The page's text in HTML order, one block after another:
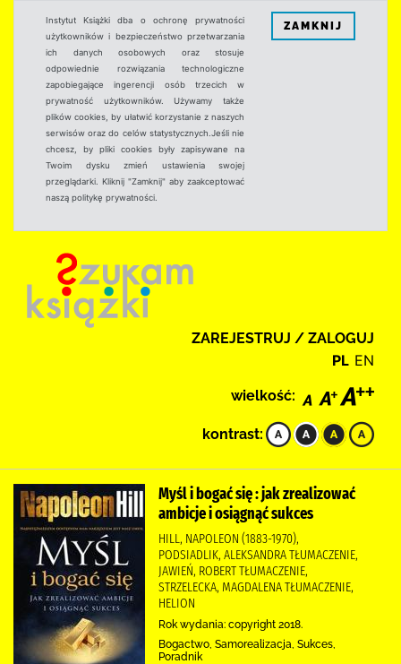
Instytut Książki dba o ochronę prywatności
użytkowników i bezpieczeństwo przetwarzania
ich danych osobowych oraz stosuje
odpowiednie rozwiązania technologiczne
zapobiegające ingerencji osób trzecich w
prywatność użytkowników. Używamy także
plików cookies, by ułatwić korzystanie z naszych
serwisów oraz do celów statystycznych.Jeśli nie
chcesz, by pliki cookies były zapisywane na
Twoim dysku zmień ustawienia swojej
przeglądarki. Kliknij "Zamknij" aby zaakceptować
naszą politykę prywatności.
ZAMKNIJ
ZAREJESTRUJ / ZALOGUJ
PL EN
wielkość:
kontrast:
Myśl i bogać się : jak zrealizować
ambicje i osiągnąć sukces
HILL, NAPOLEON (1883-1970),
PODSIADLIK, ALEKSANDRA TŁUMACZENIE,
JAWIEŃ, ROBERT TŁUMACZENIE,
STRZELECKA, MAGDALENA TŁUMACZENIE,
HELION
Rok wydania: copyright 2018.
Bogactwo, Samorealizacja, Sukces,
Poradnik